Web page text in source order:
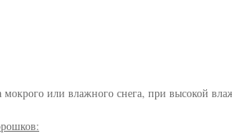
или влажного снега, при высокой